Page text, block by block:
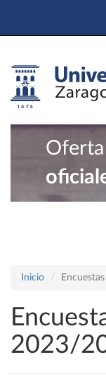
Inicio
2023/